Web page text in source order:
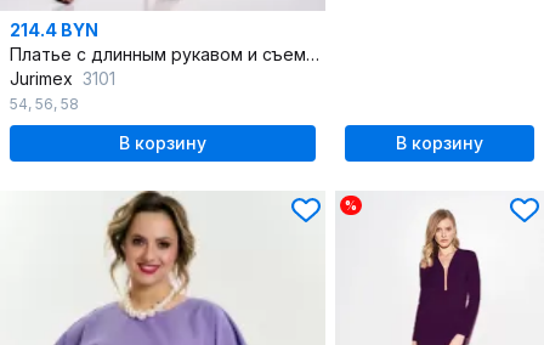
214.4 BYN
Платье с длинным рукавом и съемным поясом для летнего гардероба
Jurimex 3101
54, 56, 58
В корзину В корзину
%